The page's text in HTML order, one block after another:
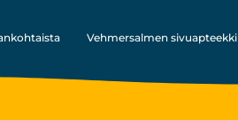
Vehmersalmen sivu­apteekki